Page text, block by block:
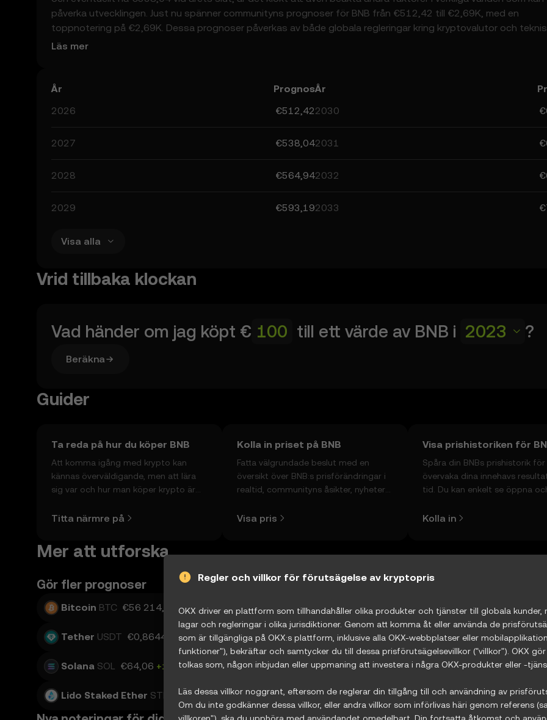
påverka utvecklingen. Just nu spänner communityns prognoser för BNB från €512,42 till €2,69K, med en
toppnotering på €2,69K. Dessa prognoser påverkas av både globala regleringar kring kryptovalutor och
framsteg inom sektorn. Att hålla sig informerad om BNB:s prognoser kan hjälpa dig att fatta välgrundade
Läs mer
År
Prognos
2026
€512,42
2027 €538,04
2028 €564,94
2029 €593,19
År
2030
2031
2032
2033
Visa alla
Vrid tillbaka klockan
Vad händer om jag köpt € till ett värde av BNB i 2023 ?
Beräkna
Guider
Ta reda på hur du köper BNB
Att komma igång med krypto kan
kännas överväldigande, men att lära
sig var och hur man köper krypto är
din resa på OKX mobilapp eller direkt
Titta närmre på
Kolla in priset på BNB
Fatta välgrundade beslut med en
översikt över BNB:s prisförändringar i
realtid, communityns åsikter, nyheter
Visa pris
Visa prishistoriken för
Spåra din BNBs prishistorik
övervaka dina innehavs
tid. Du kan enkelt se öppna
handelsvolymer med hjälp av
Kolla in
Mer att utforska
Gör fler prognoser
Bitcoin BTC €56 214,36 +0,77 % Ethereum ETH €1 658,45 +0,49 %
Tether USDT €0,86441 +0,02 % USD Coin USDC €0,86543 −0,03 % XRP XRP €0,8868
Solana SOL €64,06 +1,59 % TRON TRX €0,28314 +0,10 %
Lido Staked Ether STETH €1 659,83 +0,57 %
Regler och villkor för förutsägelse av kryptopris
OKX driver en plattform som tillhandahåller olika produkter och tjänster till globala kunder,
lagar och regleringar i olika jurisdiktioner. Genom att komma åt eller använda de
som är tillgängliga på OKX:s plattform, inklusive alla OKX-webbplatser eller
funktioner"), bekräftar och samtycker du till dessa prisförutsägelsevillkor ("villkor"). OKX
tolkas som, någon inbjudan eller uppmaning att investera i några OKX-produkter eller -
Läs dessa villkor noggrant, eftersom de reglerar din tillgång till och användning av
Om du inte godkänner dessa villkor, eller andra villkor som införlivas häri genom referens